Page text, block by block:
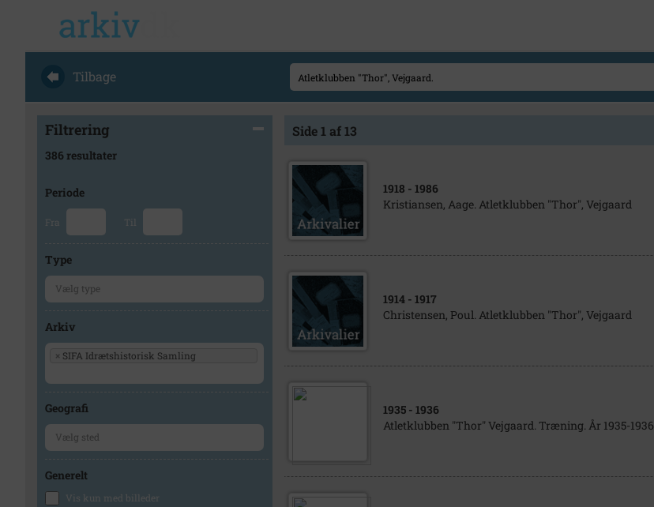
Tilbage
Filtrering
386 resultater
Periode
Fra Til
Type
Arkiv
× SIFA Idrætshistorisk Samling
Geografi
Generelt
Vis kun med billeder
Side 1 af 13
1918 - 1986
Kristiansen, Aage. Atletklubben "Thor", Vejgaard
1914 - 1917
Christensen, Poul. Atletklubben "Thor", Vejgaard
1935 - 1936
Atletklubben "Thor" Vejgaard. Træning. År 1935-1936